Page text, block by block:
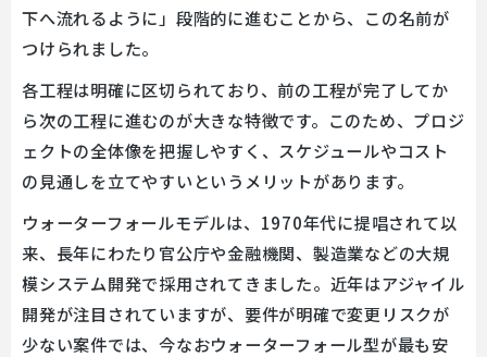
下へ流れるように」段階的に進むことから、この名前が
つけられました。
各工程は明確に区切られており、前の工程が完了してか
ら次の工程に進むのが大きな特徴です。このため、プロジ
ェクトの全体像を把握しやすく、スケジュールやコスト
の見通しを立てやすいというメリットがあります。
ウォーターフォールモデルは、1970年代に提唱されて以
来、長年にわたり官公庁や金融機関、製造業などの大規
模システム開発で採用されてきました。近年はアジャイル
開発が注目されていますが、要件が明確で変更リスクが
少ない案件では、今なおウォーターフォール型が最も安